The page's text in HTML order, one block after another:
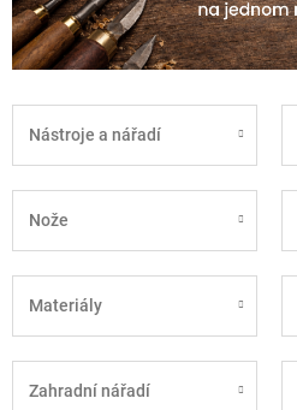
Nástroje a nářadí
Nože
Materiály
Zahradní nářadí